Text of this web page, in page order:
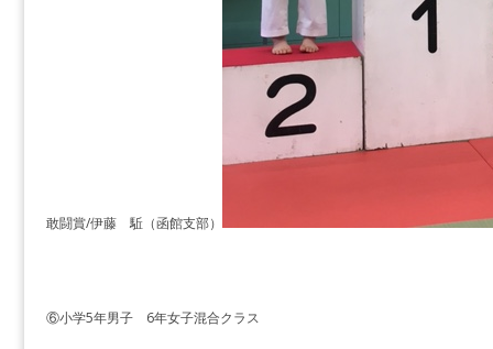
敢闘賞/伊藤 駈（函館支部）
⑥小学5年男子 6年女子混合クラス